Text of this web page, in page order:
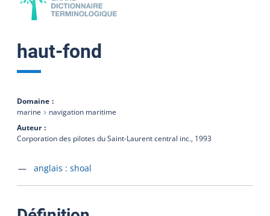
haut-fond
Domaine
marine
navigation maritime
Auteur
Corporation des pilotes du Saint-Laurent central inc., 1993
Accéder à la fiche en
anglais : shoal